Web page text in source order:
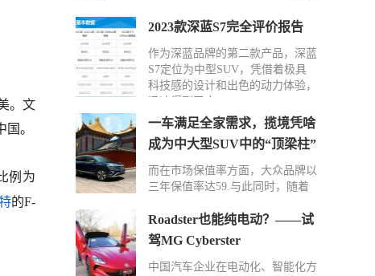
。文
。
例为
的F-
2023款深蓝S7完全评价报告
作为深蓝品牌的第二款产品，深蓝
S7定位为中型SUV，凭借着极具
科技感的设计和出色的动力体验，
一车满足全家需求，揽境凭啥
成为中大型SUV中的“顶梁柱”
而在市场保值率方面，大众品牌以
三年保值率达59.与此同时，随着
场以及在后…
Roadster也能纯电动？——试
驾MG Cyberster
中国汽车企业在电动化、智能化方